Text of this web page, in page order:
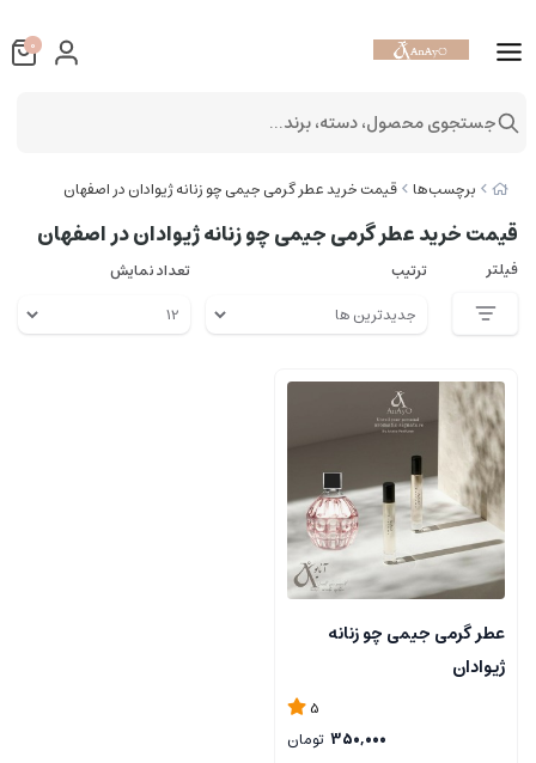
برچسب‌ها قیمت خرید عطر گرمی جیمی چو زنانه ژیوادان در اصفهان
قیمت خرید عطر گرمی جیمی چو زنانه ژیوادان در اصفهان
فیلتر ترتیب تعداد نمایش
عطر گرمی جیمی چو زنانه
ژیوادان
5
350,000 تومان
0
جستجوی محصول، دسته، برند...